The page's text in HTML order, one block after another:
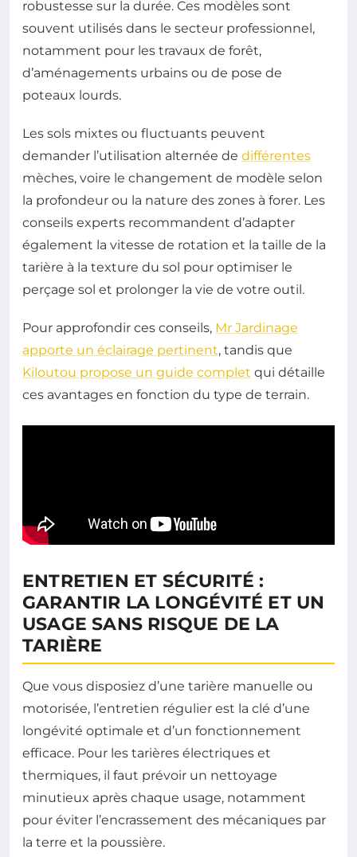
robustesse sur la durée. Ces modèles sont
souvent utilisés dans le secteur professionnel,
notamment pour les travaux de forêt,
d’aménagements urbains ou de pose de
poteaux lourds.
Les sols mixtes ou fluctuants peuvent
demander l’utilisation alternée de différentes
mèches, voire le changement de modèle selon
la profondeur ou la nature des zones à forer. Les
conseils experts recommandent d’adapter
également la vitesse de rotation et la taille de la
tarière à la texture du sol pour optimiser le
perçage sol et prolonger la vie de votre outil.
Pour approfondir ces conseils, Mr Jardinage
apporte un éclairage pertinent, tandis que
Kiloutou propose un guide complet qui détaille
ces avantages en fonction du type de terrain.
ENTRETIEN ET SÉCURITÉ :
GARANTIR LA LONGÉVITÉ ET UN
USAGE SANS RISQUE DE LA
TARIÈRE
Que vous disposiez d’une tarière manuelle ou
motorisée, l’entretien régulier est la clé d’une
longévité optimale et d’un fonctionnement
efficace. Pour les tarières électriques et
thermiques, il faut prévoir un nettoyage
minutieux après chaque usage, notamment
pour éviter l’encrassement des mécaniques par
la terre et la poussière.